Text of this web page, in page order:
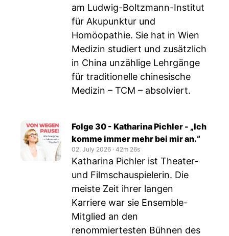
am Ludwig-Boltzmann-Institut
für Akupunktur und
Homöopathie. Sie hat in Wien
Medizin studiert und zusätzlich
in China unzählige Lehrgänge
für traditionelle chinesische
Medizin – TCM – absolviert.
Folge 30 - Katharina Pichler - „Ich
komme immer mehr bei mir an.“
02. July 2026 ‧ 42m 26s
Katharina Pichler ist Theater-
und Filmschauspielerin. Die
meiste Zeit ihrer langen
Karriere war sie Ensemble-
Mitglied an den
renommiertesten Bühnen des